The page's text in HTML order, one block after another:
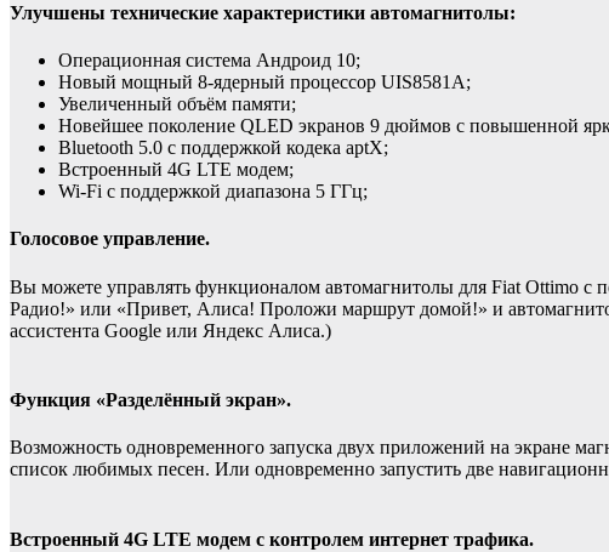
Улучшены технические характеристики автомагнитолы:
Операционная система Андроид 10;
Новый мощный 8-ядерный процессор UIS8581A;
Увеличенный объём памяти;
Новейшее поколение QLED экранов 9 дюймов с повышенной
Bluetooth 5.0 с поддержкой кодека aptX;
Встроенный 4G LTE модем;
Wi-Fi с поддержкой диапазона 5 ГГц;
Голосовое управление.
Вы можете управлять функционалом автомагнитолы для Fiat Ottimo с
Радио!» или «Привет, Алиса! Проложи маршрут домой!» и
ассистента Google или Яндекс Алиса.)
Функция «Разделённый экран».
Возможность одновременного запуска двух приложений на экране
список любимых песен. Или одновременно запустить две
Встроенный 4G LTE модем с контролем интернет трафика.